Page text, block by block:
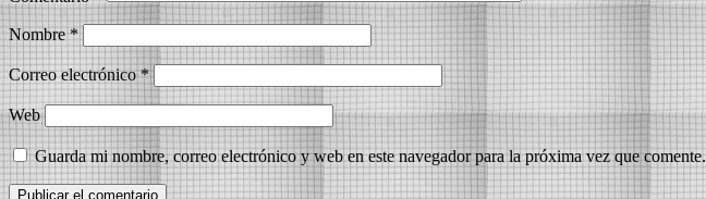
Nombre*
Correo electrónico*
Web
Guarda mi nombre, correo electrónico y web en este navegador para la próxima vez que comente.